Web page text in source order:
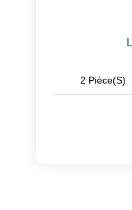
2 Pièce(s)